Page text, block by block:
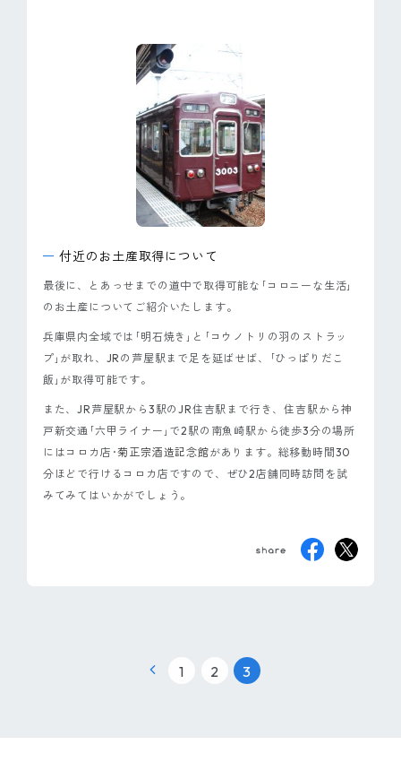
付近のお土産取得について
最後に、とあっせまでの道中で取得可能な｢コロニーな生活｣
のお土産についてご紹介いたします。
兵庫県内全域では｢明石焼き｣と｢コウノトリの羽のストラッ
プ｣が取れ、JRの芦屋駅まで足を延ばせば、｢ひっぱりだこ
飯｣が取得可能です。
また、JR芦屋駅から3駅のJR住吉駅まで行き、住吉駅から神
戸新交通｢六甲ライナー｣で2駅の南魚崎駅から徒歩3分の場所
にはコロカ店･菊正宗酒造記念館があります。総移動時間30
分ほどで行けるコロカ店ですので、ぜひ2店舗同時訪問を試
みてみてはいかがでしょう。
1 2 3